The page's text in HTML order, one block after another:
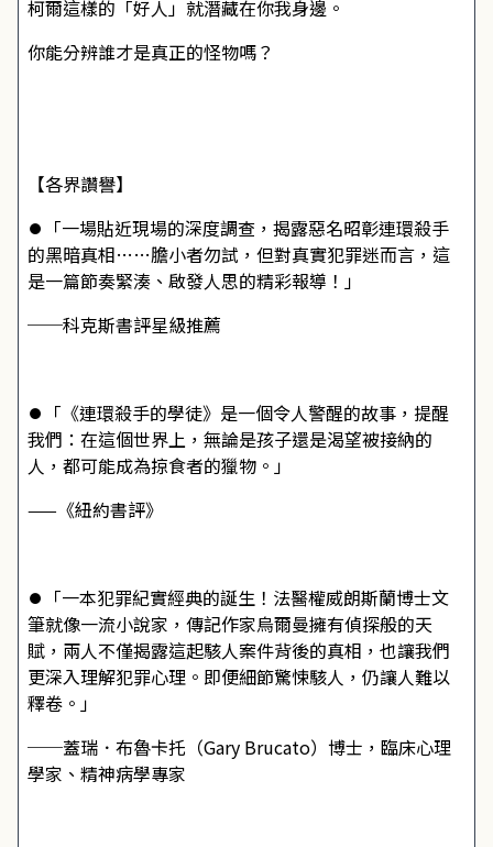
柯爾這樣的「好人」就潛藏在你我身邊。
你能分辨誰才是真正的怪物嗎？
【各界讚譽】
⏺「一場貼近現場的深度調查，揭露惡名昭彰連環殺手
的黑暗真相……膽小者勿試，但對真實犯罪迷而言，這
是一篇節奏緊湊、啟發人思的精彩報導！」
──科克斯書評星級推薦
⏺「《連環殺手的學徒》是一個令人警醒的故事，提醒
我們：在這個世界上，無論是孩子還是渴望被接納的
人，都可能成為掠食者的獵物。」
——《紐約書評》
⏺「一本犯罪紀實經典的誕生！法醫權威朗斯蘭博士文
筆就像一流小說家，傳記作家烏爾曼擁有偵探般的天
賦，兩人不僅揭露這起駭人案件背後的真相，也讓我們
更深入理解犯罪心理。即便細節驚悚駭人，仍讓人難以
釋卷。」
──蓋瑞．布魯卡托（Gary Brucato）博士，臨床心理
學家、精神病學專家